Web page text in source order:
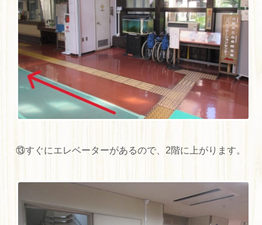
⑬すぐにエレベーターがあるので、2階に上がります。